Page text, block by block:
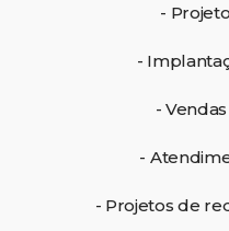
-
-
-
-
- Projetos de